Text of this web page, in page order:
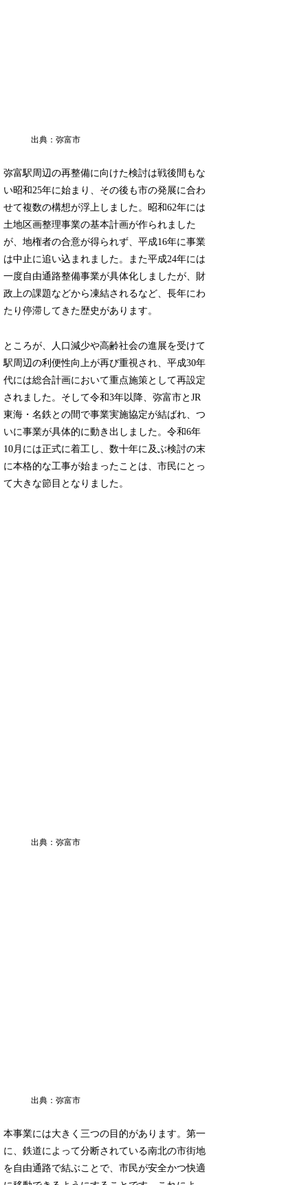
出典：弥富市
弥富駅周辺の再整備に向けた検討は戦後間もな
い昭和25年に始まり、その後も市の発展に合わ
せて複数の構想が浮上しました。昭和62年には
土地区画整理事業の基本計画が作られました
が、地権者の合意が得られず、平成16年に事業
は中止に追い込まれました。また平成24年には
一度自由通路整備事業が具体化しましたが、財
政上の課題などから凍結されるなど、長年にわ
たり停滞してきた歴史があります。
ところが、人口減少や高齢社会の進展を受けて
駅周辺の利便性向上が再び重視され、平成30年
代には総合計画において重点施策として再設定
されました。そして令和3年以降、弥富市とJR
東海・名鉄との間で事業実施協定が結ばれ、つ
いに事業が具体的に動き出しました。令和6年
10月には正式に着工し、数十年に及ぶ検討の末
に本格的な工事が始まったことは、市民にとっ
て大きな節目となりました。
出典：弥富市
出典：弥富市
本事業には大きく三つの目的があります。第一
に、鉄道によって分断されている南北の市街地
を自由通路で結ぶことで、市民が安全かつ快適